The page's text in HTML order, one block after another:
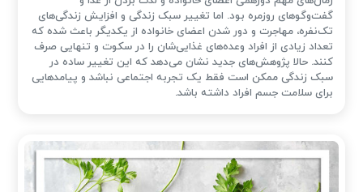
گفت‌وگوهای روزمره بود. اما تغییر سبک زندگی و افزایش زندگی‌های
تک‌نفره، مهاجرت و دور شدن اعضای خانواده از یکدیگر باعث شده که
تعداد زیادی از افراد وعده‌های غذایی‌شان را در سکوت و تنهایی صرف
کنند. حالا پژوهش‌های جدید نشان می‌دهد که این تغییر ساده در
سبک زندگی ممکن است فقط یک تجربه اجتماعی نباشد و پیامدهایی
برای سلامت جسم افراد داشته باشد.